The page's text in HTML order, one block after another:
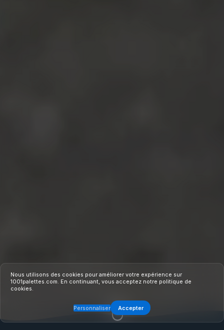
Nous utilisons des cookies pour améliorer votre expérience sur
1001palettes.com. En continuant, vous acceptez notre politique de
cookies
Personnaliser Accepter